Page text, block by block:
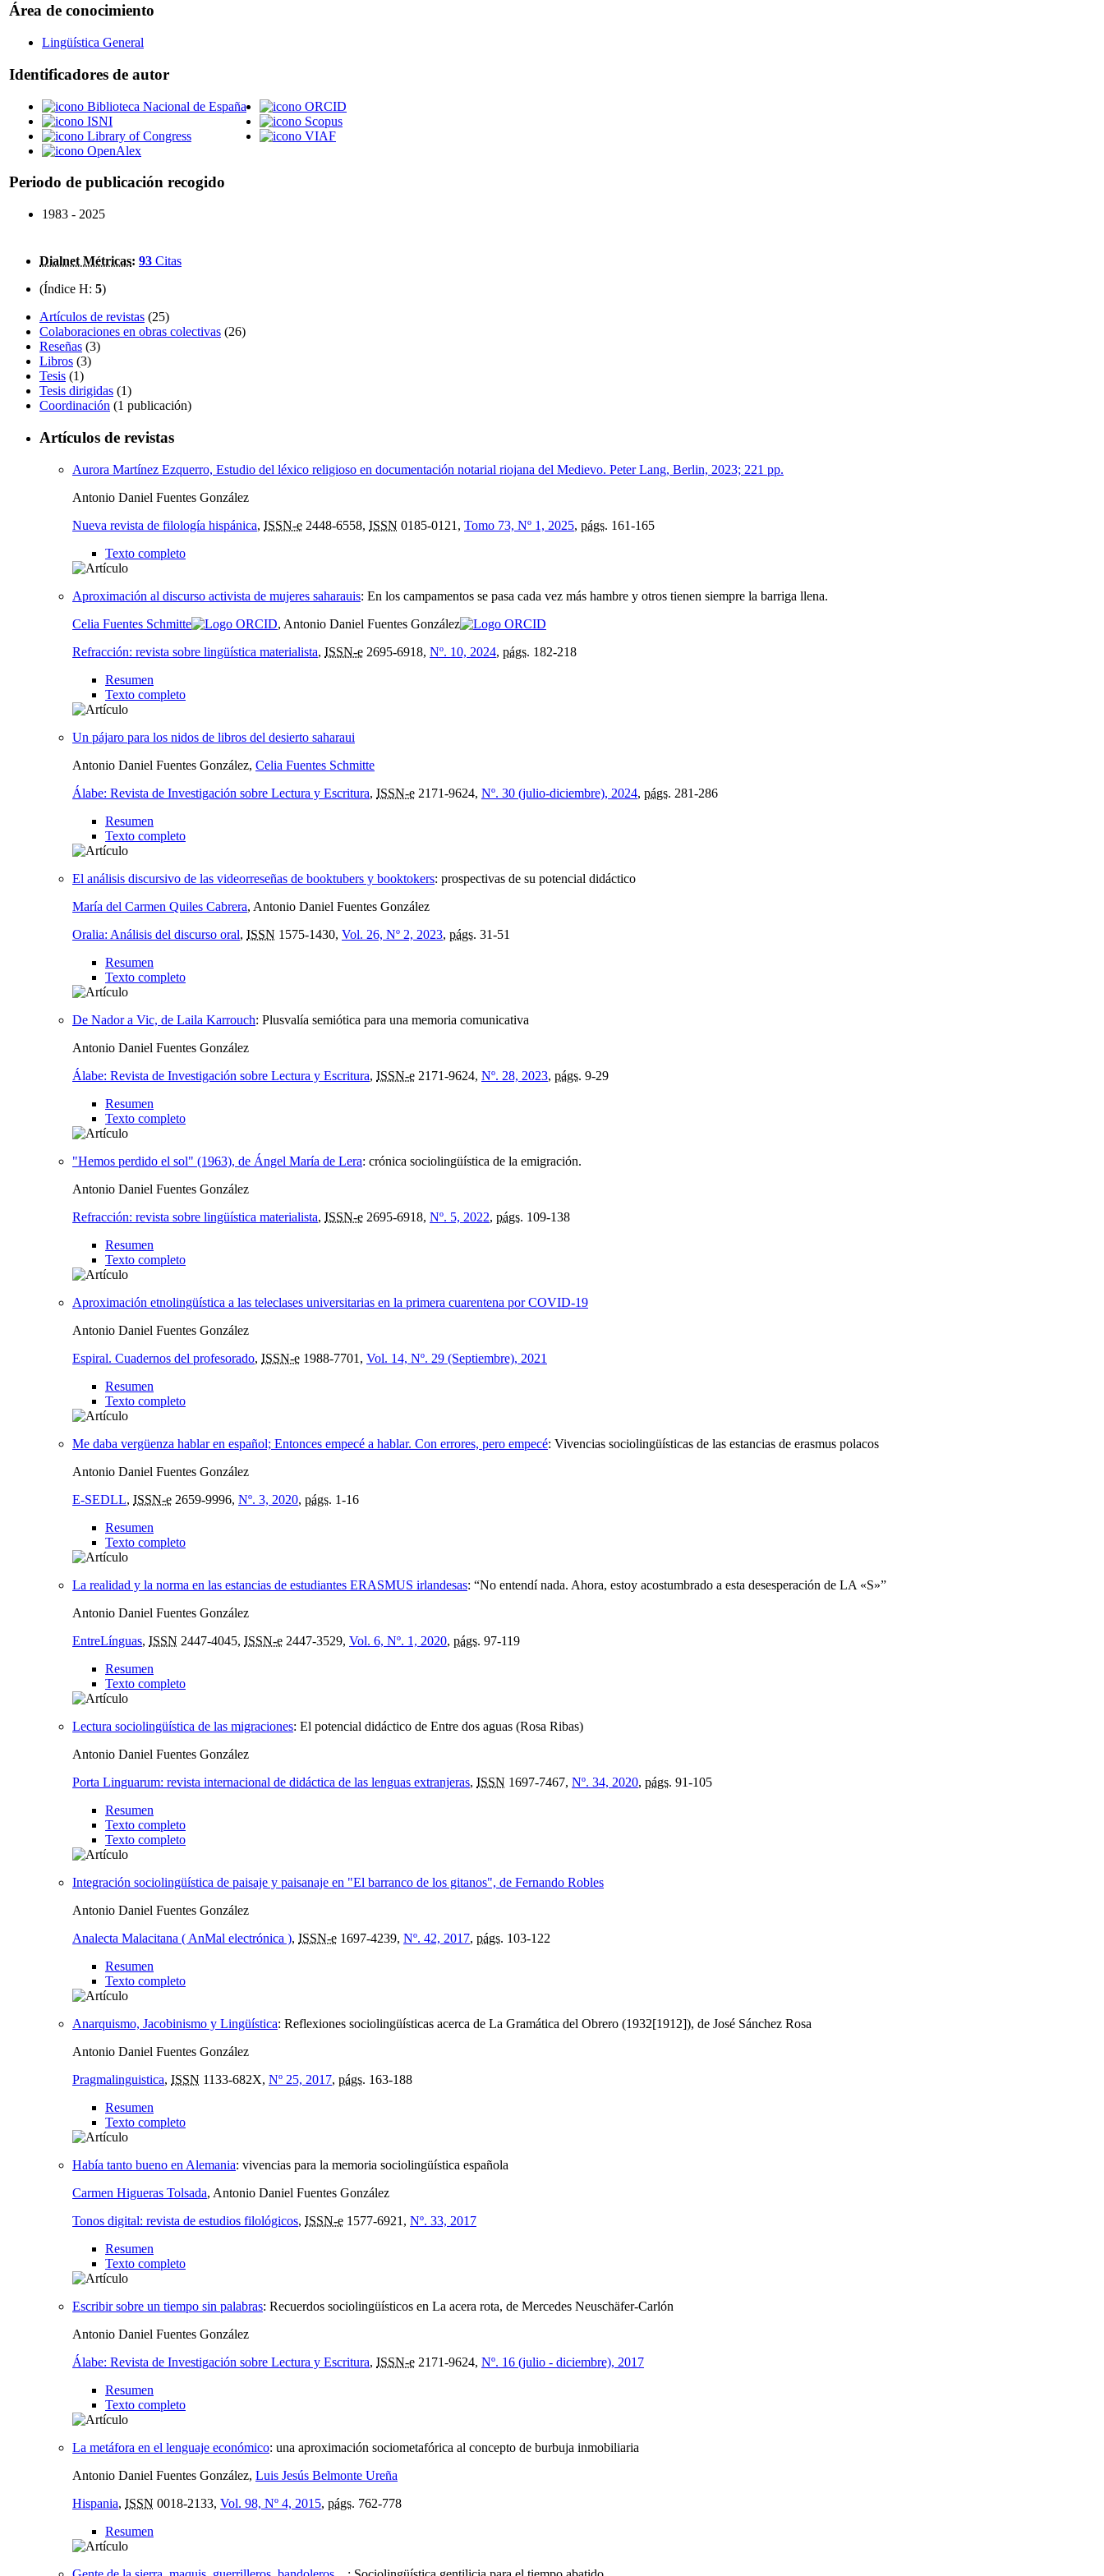
Área de conocimiento
Lingüística General
Identificadores de autor
Biblioteca Nacional de España
ISNI
Library of Congress
OpenAlex
ORCID
Scopus
VIAF
Periodo de publicación recogido
1983 - 2025
Dialnet Métricas: 93 Citas
(Índice H: 5)
Artículos de revistas (25)
Colaboraciones en obras colectivas (26)
Reseñas (3)
Libros (3)
Tesis (1)
Tesis dirigidas (1)
Coordinación (1 publicación)
Artículos de revistas
Aurora Martínez Ezquerro, Estudio del léxico religioso en documentación notarial riojana del Medievo. Peter Lang, Berlin, 2023; 221 pp.
Antonio Daniel Fuentes González
Nueva revista de filología hispánica, ISSN-e 2448-6558, ISSN 0185-0121, Tomo 73, Nº 1, 2025, págs. 161-165
Texto completo
Aproximación al discurso activista de mujeres saharauis: En los campamentos se pasa cada vez más hambre y otros tienen siempre la barriga llena.
Celia Fuentes Schmitte
, Antonio Daniel Fuentes González
Refracción: revista sobre lingüística materialista, ISSN-e 2695-6918, Nº. 10, 2024, págs. 182-218
Resumen
Texto completo
Un pájaro para los nidos de libros del desierto saharaui
Antonio Daniel Fuentes González, Celia Fuentes Schmitte
Álabe: Revista de Investigación sobre Lectura y Escritura, ISSN-e 2171-9624, Nº. 30 (julio-diciembre), 2024, págs. 281-286
Resumen
Texto completo
El análisis discursivo de las videorreseñas de booktubers y booktokers: prospectivas de su potencial didáctico
María del Carmen Quiles Cabrera, Antonio Daniel Fuentes González
Oralia: Análisis del discurso oral, ISSN 1575-1430, Vol. 26, Nº 2, 2023, págs. 31-51
Resumen
Texto completo
De Nador a Vic, de Laila Karrouch: Plusvalía semiótica para una memoria comunicativa
Antonio Daniel Fuentes González
Álabe: Revista de Investigación sobre Lectura y Escritura, ISSN-e 2171-9624, Nº. 28, 2023, págs. 9-29
Resumen
Texto completo
"Hemos perdido el sol" (1963), de Ángel María de Lera: crónica sociolingüística de la emigración.
Antonio Daniel Fuentes González
Refracción: revista sobre lingüística materialista, ISSN-e 2695-6918, Nº. 5, 2022, págs. 109-138
Resumen
Texto completo
Aproximación etnolingüística a las teleclases universitarias en la primera cuarentena por COVID-19
Antonio Daniel Fuentes González
Espiral. Cuadernos del profesorado, ISSN-e 1988-7701, Vol. 14, Nº. 29 (Septiembre), 2021
Resumen
Texto completo
Me daba vergüenza hablar en español; Entonces empecé a hablar. Con errores, pero empecé: Vivencias sociolingüísticas de las estancias de erasmus polacos
Antonio Daniel Fuentes González
E-SEDLL, ISSN-e 2659-9996, Nº. 3, 2020, págs. 1-16
Resumen
Texto completo
La realidad y la norma en las estancias de estudiantes ERASMUS irlandesas: “No entendí nada. Ahora, estoy acostumbrado a esta desesperación de LA «S»”
Antonio Daniel Fuentes González
EntreLínguas, ISSN 2447-4045, ISSN-e 2447-3529, Vol. 6, Nº. 1, 2020, págs. 97-119
Resumen
Texto completo
Lectura sociolingüística de las migraciones: El potencial didáctico de Entre dos aguas (Rosa Ribas)
Antonio Daniel Fuentes González
Porta Linguarum: revista internacional de didáctica de las lenguas extranjeras, ISSN 1697-7467, Nº. 34, 2020, págs. 91-105
Resumen
Texto completo
Texto completo
Integración sociolingüística de paisaje y paisanaje en "El barranco de los gitanos", de Fernando Robles
Antonio Daniel Fuentes González
Analecta Malacitana ( AnMal electrónica ), ISSN-e 1697-4239, Nº. 42, 2017, págs. 103-122
Resumen
Texto completo
Anarquismo, Jacobinismo y Lingüística: Reflexiones sociolingüísticas acerca de La Gramática del Obrero (1932[1912]), de José Sánchez Rosa
Antonio Daniel Fuentes González
Pragmalinguistica, ISSN 1133-682X, Nº 25, 2017, págs. 163-188
Resumen
Texto completo
Había tanto bueno en Alemania: vivencias para la memoria sociolingüística española
Carmen Higueras Tolsada, Antonio Daniel Fuentes González
Tonos digital: revista de estudios filológicos, ISSN-e 1577-6921, Nº. 33, 2017
Resumen
Texto completo
Escribir sobre un tiempo sin palabras: Recuerdos sociolingüísticos en La acera rota, de Mercedes Neuschäfer-Carlón
Antonio Daniel Fuentes González
Álabe: Revista de Investigación sobre Lectura y Escritura, ISSN-e 2171-9624, Nº. 16 (julio - diciembre), 2017
Resumen
Texto completo
La metáfora en el lenguaje económico: una aproximación sociometafórica al concepto de burbuja inmobiliaria
Antonio Daniel Fuentes González, Luis Jesús Belmonte Ureña
Hispania, ISSN 0018-2133, Vol. 98, Nº 4, 2015, págs. 762-778
Resumen